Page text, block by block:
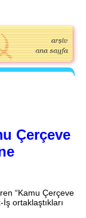
Çerçeve
“Kamu Çerçeve
ortaklaştıkları